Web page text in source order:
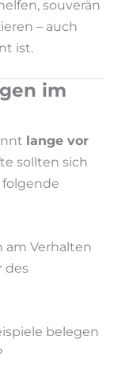
souverän
– auch
ist.
im
lange vor
sollten sich
am Verhalten
des
belegen